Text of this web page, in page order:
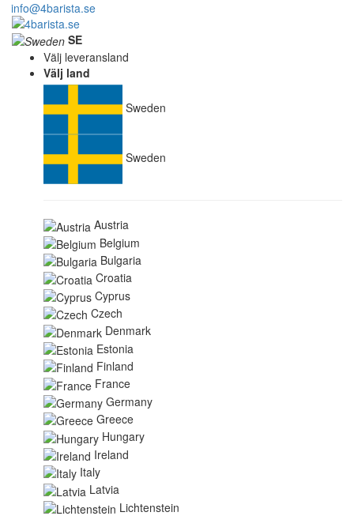
info@4barista.se
SE
Välj leveransland
Välj land
Sweden
Sweden
Austria
Belgium
Bulgaria
Croatia
Cyprus
Czech
Denmark
Estonia
Finland
France
Germany
Greece
Hungary
Ireland
Italy
Latvia
Lichtenstein